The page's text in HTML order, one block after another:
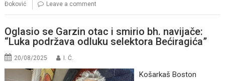
Đoković
Leave a comment
Oglasio se Garzin otac i smirio bh. navijače:
“Luka podržava odluku selektora Bećiragića”
20/08/2025 I. Ć.
Košarkaš Boston